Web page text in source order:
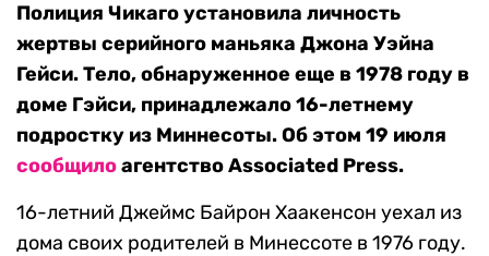
Полиция Чикаго установила личность
жертвы серийного маньяка Джона Уэйна
Гейси. Тело, обнаруженное еще в 1978 году в
доме Гэйси, принадлежало 16-летнему
подростку из Миннесоты. Об этом 19 июля
сообщилоагентство Associated Press.
16-летний Джеймс Байрон Хаакенсон уехал из
дома своих родителей в Минессоте в 1976 году.